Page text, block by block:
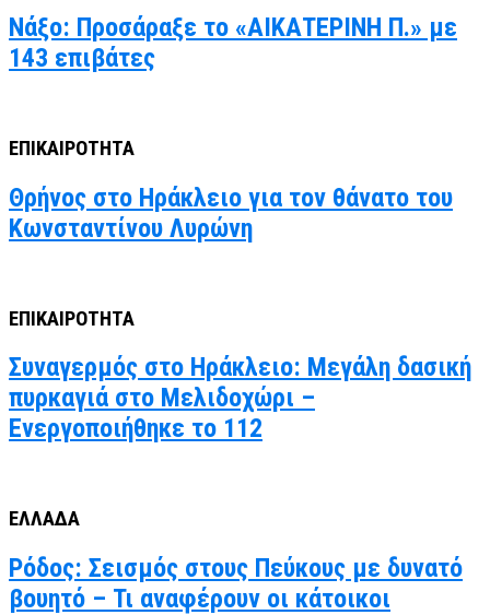
Νάξο: Προσάραξε το «ΑΙΚΑΤΕΡΙΝΗ Π.» με
143 επιβάτες
ΕΠΙΚΑΙΡΟΤΗΤΑ
Θρήνος στο Ηράκλειο για τον θάνατο του
Κωνσταντίνου Λυρώνη
ΕΠΙΚΑΙΡΟΤΗΤΑ
Συναγερμός στο Ηράκλειο: Μεγάλη δασική
πυρκαγιά στο Μελιδοχώρι –
Ενεργοποιήθηκε το 112
ΕΛΛΑΔΑ
Ρόδος: Σεισμός στους Πεύκους με δυνατό
βουητό – Τι αναφέρουν οι κάτοικοι